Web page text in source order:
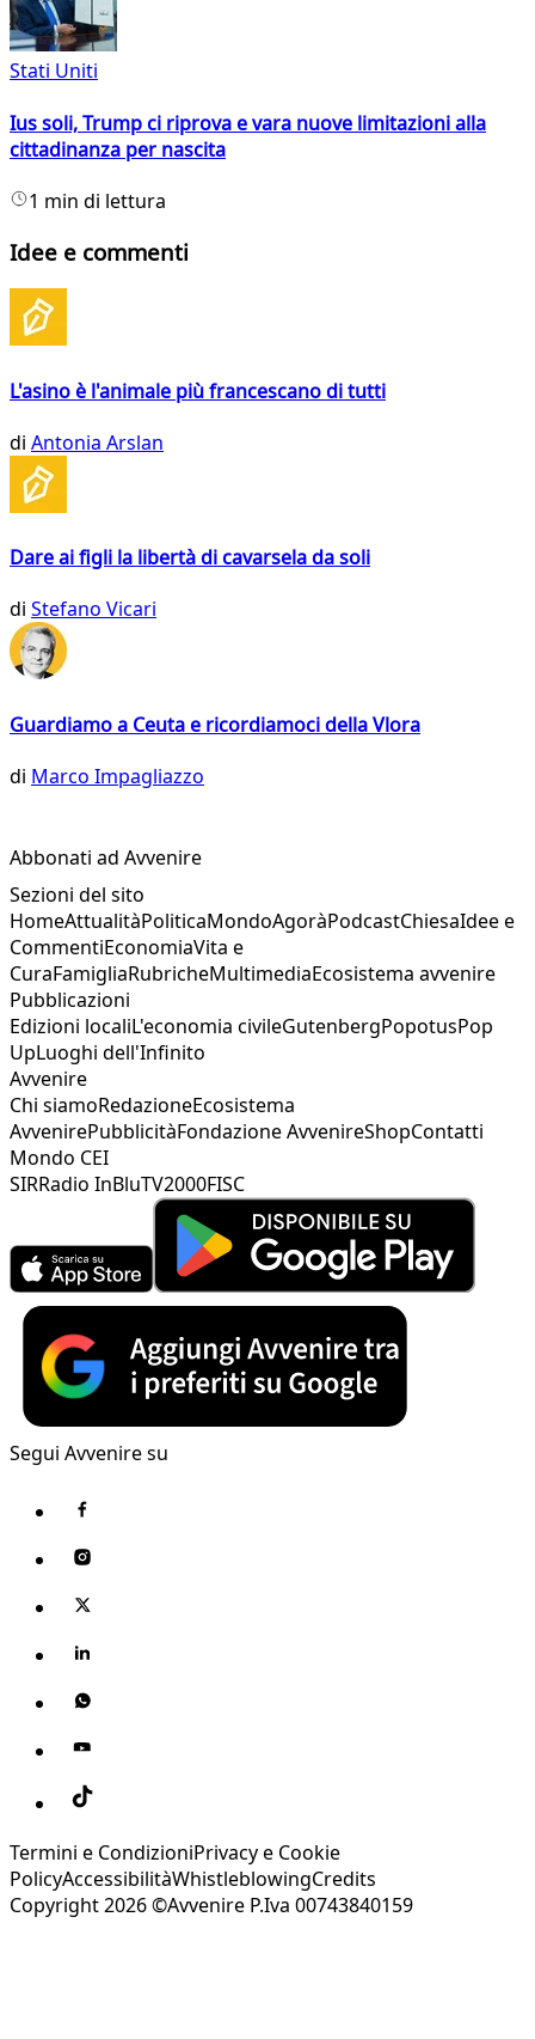
Stati Uniti
Ius soli, Trump ci riprova e vara nuove limitazioni alla
cittadinanza per nascita
1 min di lettura
Idee e commenti
L'asino è l'animale più francescano di tutti
di Antonia Arslan
Dare ai figli la libertà di cavarsela da soli
di Stefano Vicari
Guardiamo a Ceuta e ricordiamoci della Vlora
di Marco Impagliazzo
Abbonati ad Avvenire
Sezioni del sito
HomeAttualitàPoliticaMondoAgoràPodcastChiesaIdee e
CommentiEconomiaVita e
CuraFamigliaRubricheMultimediaEcosistema avvenire
Pubblicazioni
Edizioni localiL'economia civileGutenbergPopotusPop
UpLuoghi dell'Infinito
Avvenire
Chi siamoRedazioneEcosistema
AvvenirePubblicitàFondazione AvvenireShopContatti
Mondo CEI
SIRRadio InBluTV2000FISC
Segui Avvenire su
Termini e CondizioniPrivacy e Cookie
PolicyAccessibilitàWhistleblowingCredits
Copyright 2026 ©Avvenire P.Iva 00743840159